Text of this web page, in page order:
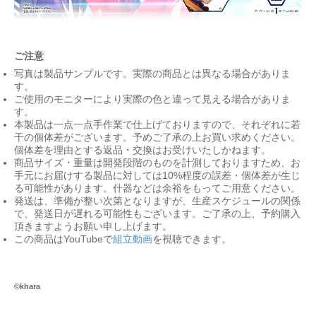
ご注意
写真は製品サンプルです。実際の商品とは異なる場合がありま
す。
ご使用のモニターにより実際の色と違って見える場合がありま
す。
本製品は一点一点手作業で仕上げておりますので、それぞれに若
干の個体差がございます。予めご了承の上お買い求めください。
個体差を理由とする返品・交換はお受けいたしかねます。
商品サイズ・重量は開発段階のものを計測しておりますため、お
手元にお届けする製品に対しては10%程度の誤差・個体差が生じ
る可能性があります。什器などは余裕をもってご用意ください。
発送は、準備が整い次第となりますが、生産スケジュールの関係
で、発送日が遅れる可能性もございます。ご了承の上、予約購入
頂きますようお願い申し上げます。
この商品はYouTubeで組立動画を視聴できます。
©khara